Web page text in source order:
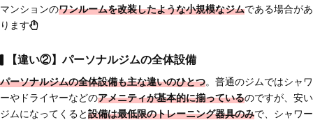
マンションのワンルームを改装したような小規模なジムである場合があ
ります
【違い②】パーソナルジムの全体設備
パーソナルジムの全体設備も主な違いのひとつ。普通のジムではシャワ
ーやドライヤーなどのアメニティが基本的に揃っているのですが、安い
ジムになってくると設備は最低限のトレーニング器具のみで、シャワー